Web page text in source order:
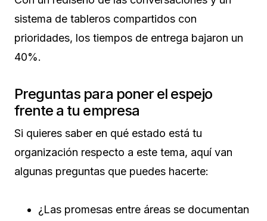
sistema de tableros compartidos con
prioridades, los tiempos de entrega bajaron un
40%.
Preguntas para poner el espejo
frente a tu empresa
Si quieres saber en qué estado está tu
organización respecto a este tema, aquí van
algunas preguntas que puedes hacerte:
¿Las promesas entre áreas se documentan